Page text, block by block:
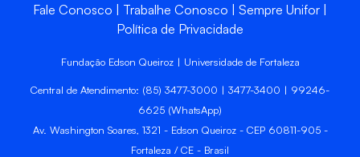
Fale Conosco Trabalhe Conosco
Sempre Unifor
Política de Privacidade
Fundação Edson Queiroz | Universidade de Fortaleza
Central de Atendimento: (85) 3477-3000 | 3477-3400 | 99246-
6625 (WhatsApp)
Av. Washington Soares, 1321 - Edson Queiroz - CEP 60811-905 -
Fortaleza / CE - Brasil